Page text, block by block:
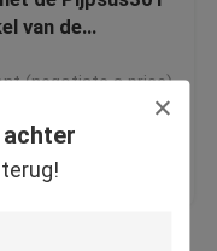
van de
Legeringspijp
(negotiate a price)